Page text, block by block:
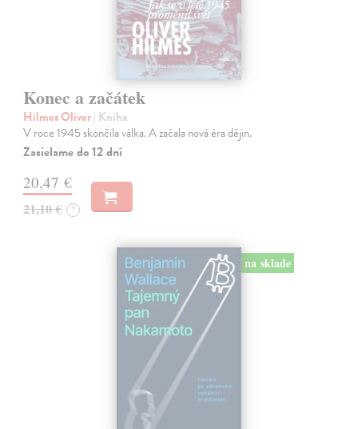
Konec a začátek
Hilmes Oliver| Kniha
V roce 1945 skončila válka. A začala nová éra dějin.
Zasielame do 12 dní
20,47 €
21,10 € ?
na sklade